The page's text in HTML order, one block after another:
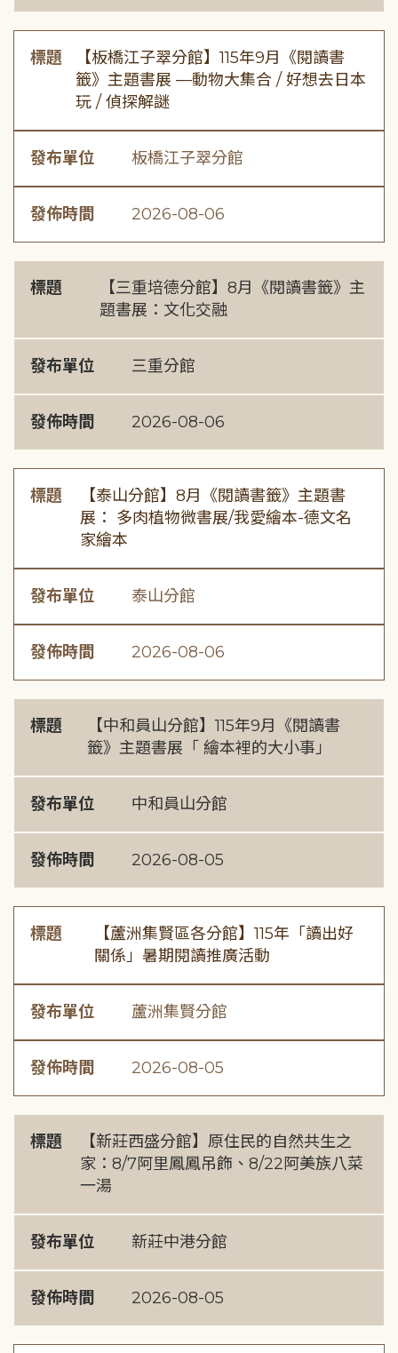
標題
【板橋江子翠分館】115年9月《閱讀書
籤》主題書展 —動物大集合 / 好想去日本
玩 / 偵探解謎
發布單位 板橋江子翠分館
發佈時間 2026-08-06
標題
【三重培德分館】8月《閱讀書籤》主
題書展：文化交融
發布單位 三重分館
發佈時間 2026-08-06
標題
【泰山分館】8月《閱讀書籤》主題書
展： 多肉植物微書展/我愛繪本-德文名
家繪本
發布單位 泰山分館
發佈時間 2026-08-06
標題
【中和員山分館】115年9月《閱讀書
籤》主題書展「 繪本裡的大小事」
發布單位 中和員山分館
發佈時間 2026-08-05
標題
【蘆洲集賢區各分館】115年「讀出好
關係」暑期閱讀推廣活動
發布單位 蘆洲集賢分館
發佈時間 2026-08-05
標題
【新莊西盛分館】原住民的自然共生之
家：8/7阿里鳳鳳吊飾、8/22阿美族八菜
一湯
發布單位 新莊中港分館
發佈時間 2026-08-05